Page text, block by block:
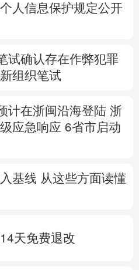
人信息保护规定公开
试确认存在作弊犯罪
组织笔试
计在浙闽沿海登陆 浙
应急响应 6省市启动
基线 从这些方面读懂
天免费退改